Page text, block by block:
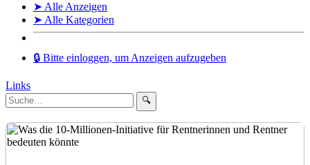
➤ Alle Anzeigen
➤ Alle Kategorien
🔒 Bitte einloggen, um Anzeigen aufzugeben
Links
🔍